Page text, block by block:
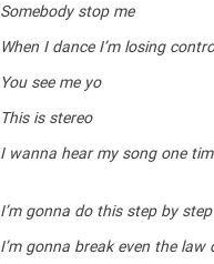
Somebody stop me
When I dance I’m losing
You see me yo
This is stereo
I wanna hear my song one
I’m gonna do this step by
I’m gonna break even the